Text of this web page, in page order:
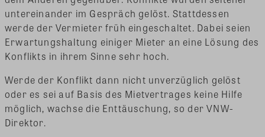
untereinander im Gespräch gelöst. Stattdessen
werde der Vermieter früh eingeschaltet. Dabei seien
Erwartungshaltung einiger Mieter an eine Lösung des
Konflikts in ihrem Sinne sehr hoch.
Werde der Konflikt dann nicht unverzüglich gelöst
oder es sei auf Basis des Mietvertrages keine Hilfe
möglich, wachse die Enttäuschung, so der VNW-
Direktor.